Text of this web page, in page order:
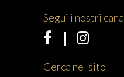
Segui i nostri
Cerca nel sito